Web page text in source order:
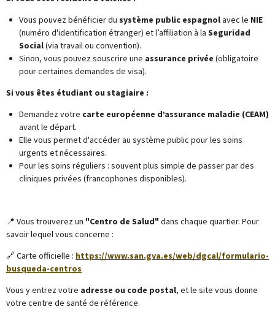
Vous pouvez bénéficier du système public espagnolavec le NIE
(numéro d'identification étranger) et l’affiliation à la Seguridad
Social(via travail ou convention).
Sinon, vous pouvez souscrire une assurance privée (obligatoire
pour certaines demandes de visa).
Si vous êtes étudiant ou stagiaire :
Demandez votre carte européenne d’assurance maladie (CEAM)
avant le départ.
Elle vous permet d'accéder au système public pour les soins
urgents et nécessaires.
Pour les soins réguliers : souvent plus simple de passer par des
cliniques privées (francophones disponibles).
📍 Vous trouverez un "Centro de Salud" dans chaque quartier. Pour
savoir lequel vous concerne :
🔗 Carte officielle : https://www.san.gva.es/web/dgcal/formulario-
busqueda-centros
Vous y entrez votre adresse ou code postal, et le site vous donne
votre centre de santé de référence.